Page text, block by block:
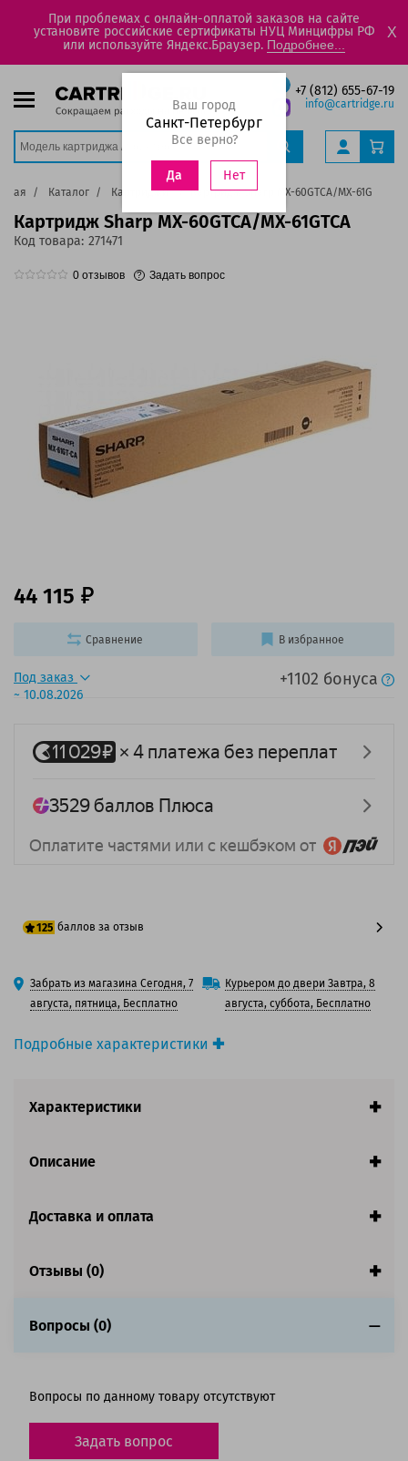
При проблемах с онлайн-оплатой заказов на сайте
установите российские сертификаты НУЦ Минцифры РФ
или используйте Яндекс.Браузер. Подробнее...
X
+7 (812) 655-67-19
info@cartridge.ru
Ваш город
Санкт-Петербург
Все верно?
Да Нет
Каталог Картриджи Картридж Sharp MX-60GTCA/MX-61GTCA
Картридж Sharp MX-60GTCA/MX-61GTCA
Код товара: 271471
0 отзывов Задать вопрос
Подробные характеристики
Вид товара:Картридж лазерный
Ресурс:24 000 страниц формата А4 при 5%
Страна:Япония
Под заказ
~ 10.08.2026
+1102 бонуса
44 115
125 баллов за отзыв
100 баллов
125 баллов
Забрать из магазина Сегодня, 7
августа, пятница, Бесплатно
Курьером до двери Завтра, 8
августа, суббота, Бесплатно
Сравнение В избранное
Характеристики
Описание
Доставка и оплата
Отзывы (0)
Вопросы (0)
Вопросы по данному товару отсутствуют
Задать вопрос